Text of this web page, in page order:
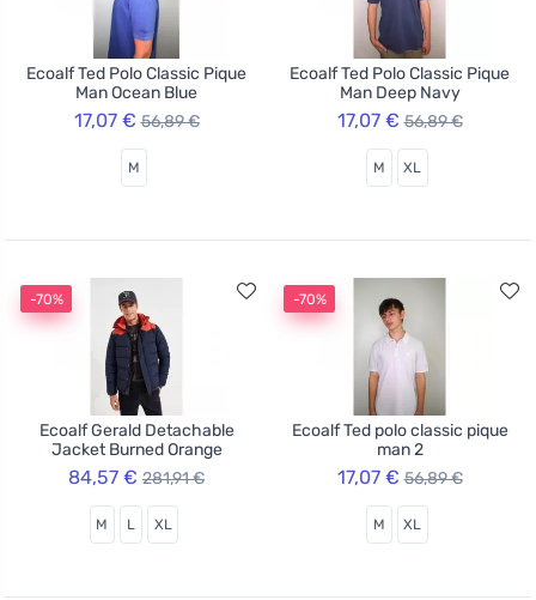
Ecoalf Ted Polo Classic Pique
Man Ocean Blue
17,07 € 56,89 €
M
Ecoalf Ted Polo Classic Pique
Man Deep Navy
17,07 € 56,89 €
M XL
-70%
Ecoalf Gerald Detachable
Jacket Burned Orange
84,57 € 281,91 €
M L XL
-70%
Ecoalf Ted polo classic pique
man 2
17,07 € 56,89 €
M XL